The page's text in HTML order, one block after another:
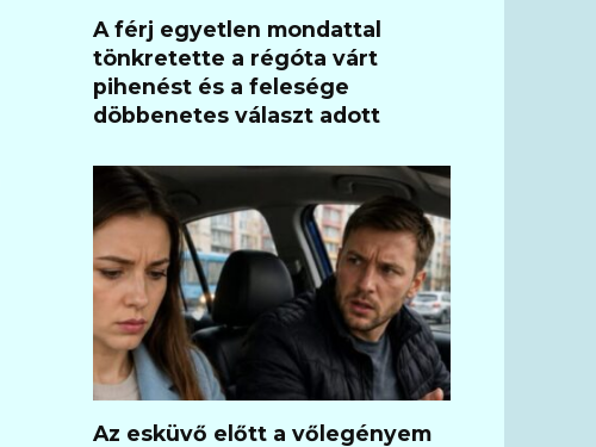
A férj egyetlen mondattal
tönkretette a régóta várt
pihenést és a felesége
döbbenetes választ adott
Az esküvő előtt a vőlegényem